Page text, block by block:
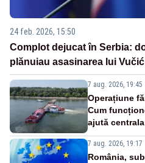
24 feb. 2026, 15:50
Complot dejucat în Serbia:
plănuiau asasinarea lui Vučić
7 aug. 2026, 19:45
Operațiune
Cum
ajută
7 aug. 2026, 19:17
România,